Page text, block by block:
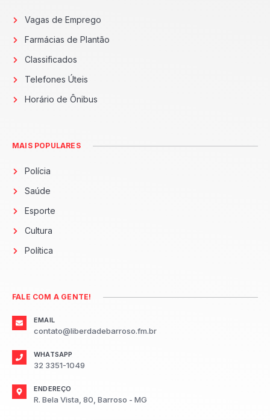
Vagas de Emprego
Farmácias de Plantão
Classificados
Telefones Úteis
Horário de Ônibus
MAIS POPULARES
Polícia
Saúde
Esporte
Cultura
Política
FALE COM A GENTE!
EMAIL
contato@liberdadebarroso.fm.br
WHATSAPP
32 3351-1049
ENDEREÇO
R. Bela Vista, 80, Barroso - MG